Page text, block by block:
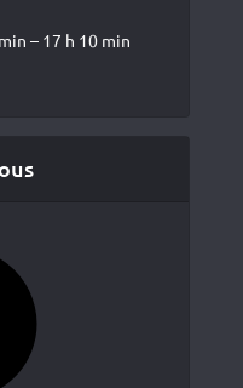
– 17 h 10 min